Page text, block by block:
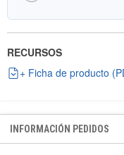
RECURSOS
+ Ficha de producto
INFORMACIÓN PEDIDOS